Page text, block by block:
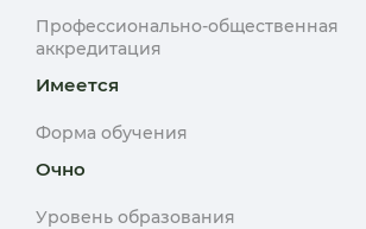
Профессионально-общественная
аккредитация
Имеется
Форма обучения
Очно
Уровень образования